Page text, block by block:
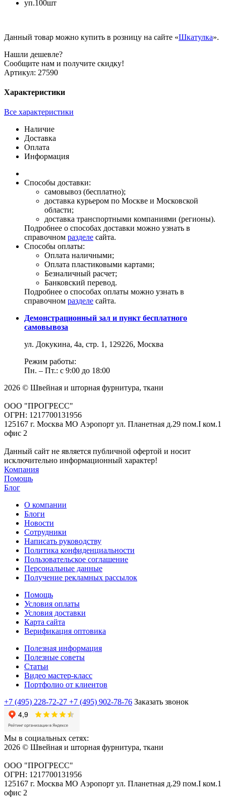
уп.100шт
Данный товар можно купить в розницу на сайте «Шкатулка».
Нашли дешевле?
Сообщите нам и получите скидку!
Артикул: 27590
Характеристики
Все характеристики
Наличие
Доставка
Оплата
Информация
Способы доставки:
самовывоз (бесплатно);
доставка курьером по Москве и Московской
области;
доставка транспортными компаниями (регионы).
Подробнее о способах доставки можно узнать в
справочном разделе сайта.
Способы оплаты:
Оплата наличными;
Оплата пластиковыми картами;
Безналичный расчет;
Банковский перевод.
Подробнее о способах оплаты можно узнать в
справочном разделе сайта.
Демонстрационный зал и пункт бесплатного
самовывоза
ул. Докукина, 4а, стр. 1, 129226, Москва
Режим работы:
Пн. – Пт.: с 9:00 до 18:00
2026 © Швейная и шторная фурнитура, ткани
ООО "ПРОГРЕСС"
ОГРН: 1217700131956
125167 г. Москва МО Аэропорт ул. Планетная д.29 пом.I ком.1
офис 2
Данный сайт не является публичной офертой и носит
исключительно информационный характер!
Компания
Помощь
Блог
О компании
Блоги
Новости
Сотрудники
Написать руководству
Политика конфиденциальности
Пользовательское соглашение
Персональные данные
Получение рекламных рассылок
Помощь
Условия оплаты
Условия доставки
Карта сайта
Верификация оптовика
Полезная информация
Полезные советы
Статьи
Видео мастер-класс
Портфолио от клиентов
+7 (495) 228-72-27 +7 (495) 902-78-76 Заказать звонок
Мы в социальных сетях:
2026 © Швейная и шторная фурнитура, ткани
ООО "ПРОГРЕСС"
ОГРН: 1217700131956
125167 г. Москва МО Аэропорт ул. Планетная д.29 пом.I ком.1
офис 2